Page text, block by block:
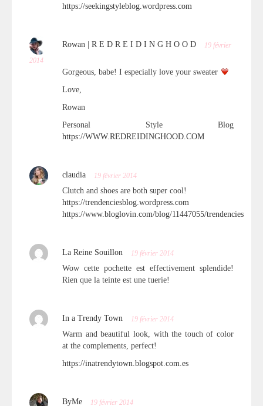
https://seekingstyleblog.wordpress.com
Rowan | R E D R E I D I N G H O O D
19 février
2014
Gorgeous, babe! I especially love your sweater
Love,
Rowan
Personal Style Blog
https://WWW.REDREIDINGHOOD.COM
claudia 19 février 2014
Clutch and shoes are both super cool!
https://trendenciesblog.wordpress.com
https://www.bloglovin.com/blog/11447055/trendencies
La Reine Souillon 19 février 2014
Wow cette pochette est effectivement splendide!
Rien que la teinte est une tuerie!
In a Trendy Town 19 février 2014
Warm and beautiful look, with the touch of color
at the complements, perfect!
https://inatrendytown.blogspot.com.es
ByMe 19 février 2014